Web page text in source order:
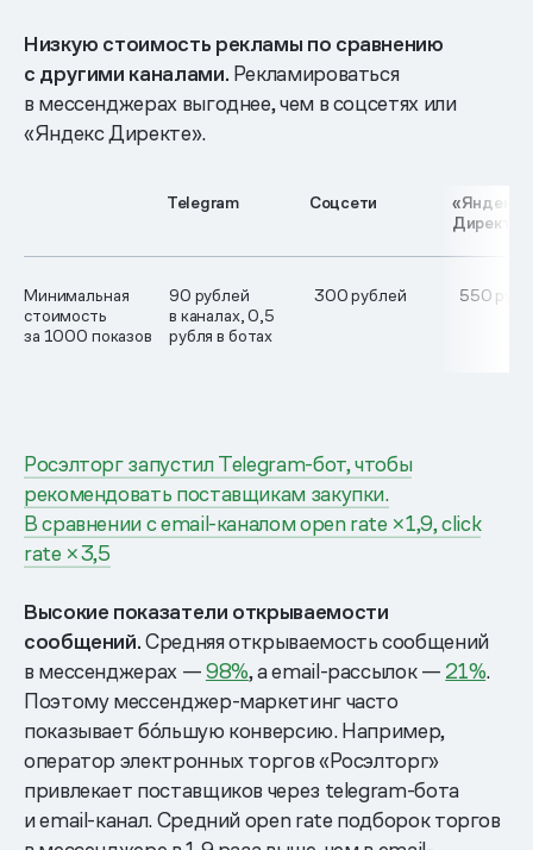
Низкую стоимость рекламы по сравнению
с другими каналами. Рекламироваться
в мессенджерах выгоднее, чем в соцсетях или
«Яндекс Директе».
Telegram Соцсети
«Яндекс
Директ»
Минимальная
стоимость
за 1000 показов
90 рублей
в каналах, 0,5
рубля в ботах
300 рублей 550
Росэлторг запустил Telegram-бот, чтобы
рекомендовать поставщикам закупки.
В сравнении с email-каналом open rate ×1,9, click
rate ×3,5
Высокие показатели открываемости
сообщений.Средняя открываемость сообщений
в мессенджерах —98%, а email-рассылок — 21%.
Поэтому мессенджер-маркетинг часто
показывает бо́льшую конверсию. Например,
оператор электронных торгов «Росэлторг»
привлекает поставщиков через telegram-бота
и email-канал. Средний open rate подборок торгов